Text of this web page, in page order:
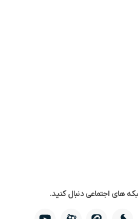
های اجتماعی دنبال کنید.